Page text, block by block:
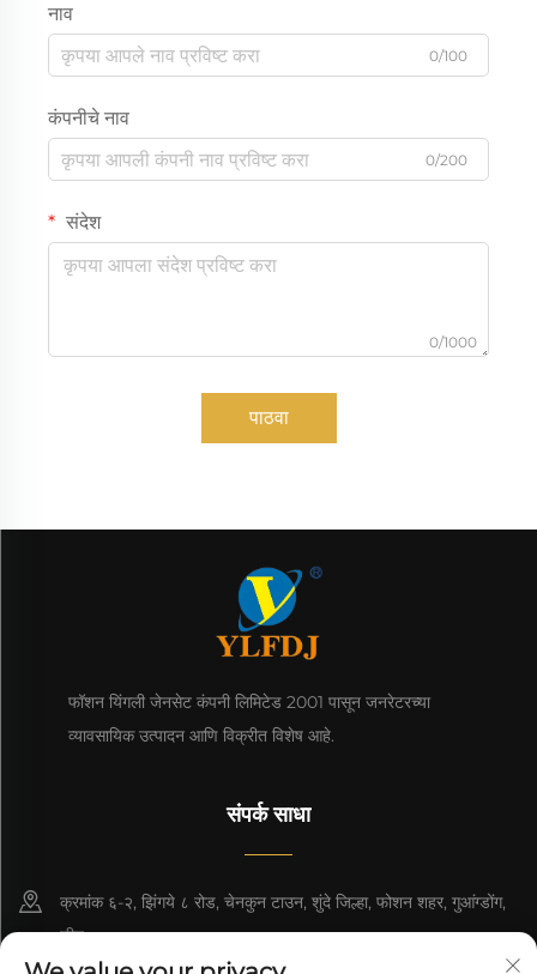
नाव
0/100
कंपनीचे नाव
0/200
संदेश
0/1000
पाठवा
फॉशन यिंगली जेनसेट कंपनी लिमिटेड 2001 पासून जनरेटरच्या
व्यावसायिक उत्पादन आणि विक्रीत विशेष आहे.
संपर्क साधा
क्रमांक ६-२, झिंगये ८ रोड, चेनकुन टाउन, शुंदे जिल्हा, फोशन शहर, गुआंग्डोंग,
चीन.